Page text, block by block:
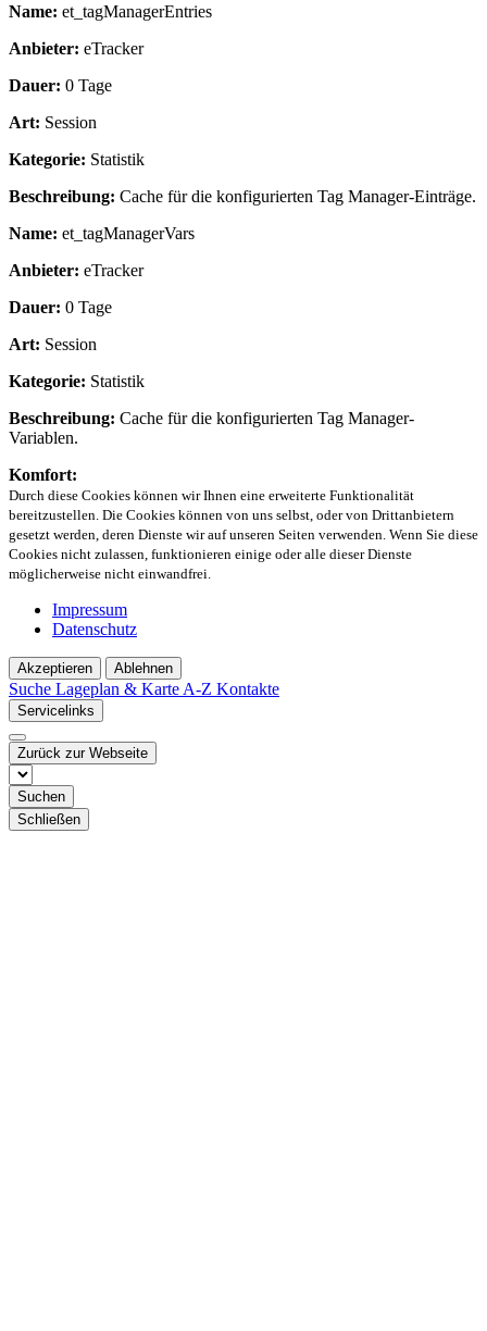
Name: et_tagManagerEntries
Anbieter: eTracker
Dauer: 0 Tage
Art: Session
Kategorie: Statistik
Beschreibung: Cache für die konfigurierten Tag Manager-Einträge.
Name: et_tagManagerVars
Anbieter: eTracker
Dauer: 0 Tage
Art: Session
Kategorie: Statistik
Beschreibung: Cache für die konfigurierten Tag Manager-
Variablen.
Komfort:
Durch diese Cookies können wir Ihnen eine erweiterte Funktionalität
bereitzustellen. Die Cookies können von uns selbst, oder von Drittanbietern
gesetzt werden, deren Dienste wir auf unseren Seiten verwenden. Wenn Sie diese
Cookies nicht zulassen, funktionieren einige oder alle dieser Dienste
möglicherweise nicht einwandfrei.
Impressum
Datenschutz
Akzeptieren Ablehnen
Suche Lageplan & Karte A-Z Kontakte
Servicelinks
Zurück zur Webseite
Suchen
Schließen